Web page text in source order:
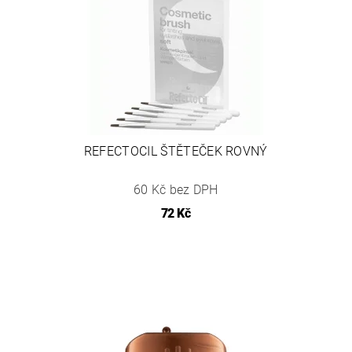
REFECTOCIL ŠTĚTEČEK ROVNÝ
60 Kč bez DPH
72 Kč